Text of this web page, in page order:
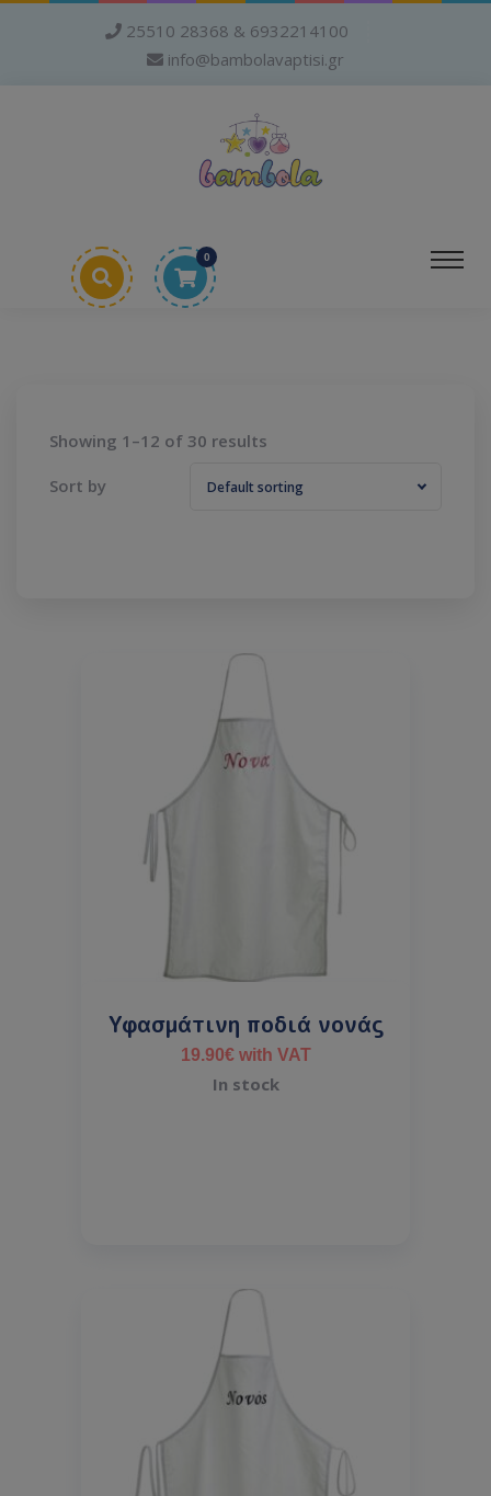
25510 28368 & 6932214100
info@bambolavaptisi.gr
0
Showing 1–12 of 30 results
Sort by Default sorting
Υφασμάτινη ποδιά νονάς
19.90€with VAT
In stock